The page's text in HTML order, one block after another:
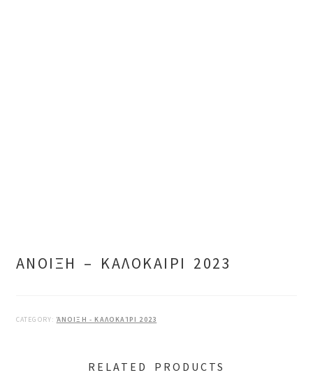
ΑΝΟΙΞΗ – ΚΑΛΟΚΑΙΡΙ 2023
CATEGORY: ΆΝΟΙΞΗ - ΚΑΛΟΚΑΊΡΙ 2023
RELATED PRODUCTS